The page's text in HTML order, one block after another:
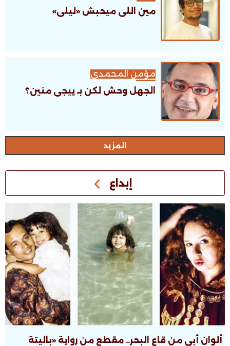
مين اللى ميحبش «ليلى»
مؤمن المحمدى
الجهل وحش لكن بـ ييجى منين؟
اﻟﻤﺰﻳﺪ
إبداع
ألوان أبى من قاع البحر.. مقطع من رواية «باليتة